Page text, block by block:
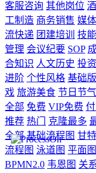
客服咨询 其他岗位
工制造 商务销售 媒
流快递 团建培训 技
管理 会议纪要 SOP
合知识 人文历史 投
进阶 个性风格 基础
戏 旅游美食 节日节气
全部 免费 VIP免费
推荐 热门 克隆最多
全部 基础流程图 甘
流程图 泳道图 平面图
BPMN2.0 韦恩图 关